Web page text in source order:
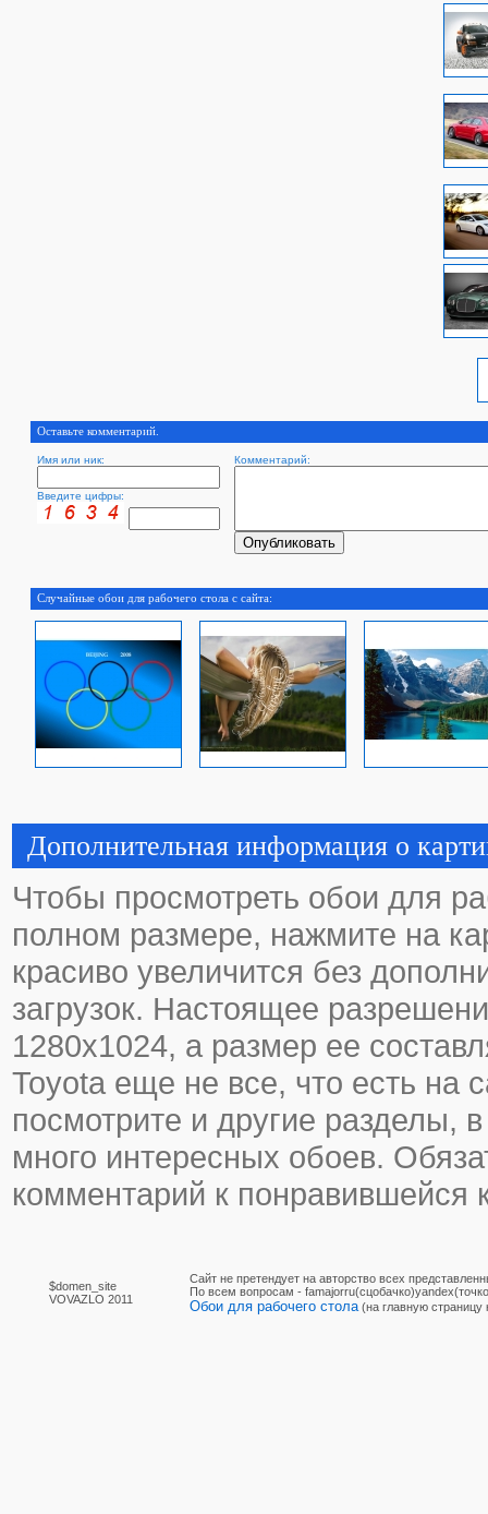
Оставьте комментарий.
Имя или ник: Комментарий:
Введите цифры:
Случайные обои для рабочего стола с сайта:
Дополнительная информация о
Чтобы просмотреть обои для
полном размере, нажмите на
красиво увеличится без
загрузок. Настоящее
1280х1024, а размер ее
Toyota еще не все, что есть на
посмотрите и другие разделы,
много интересных обоев.
комментарий к понравившейся
$domen_site
VOVAZLO 2011
Сайт не претендует на авторство всех
По вcем вопросам -
Обои для рабочего стола (на главную страницу